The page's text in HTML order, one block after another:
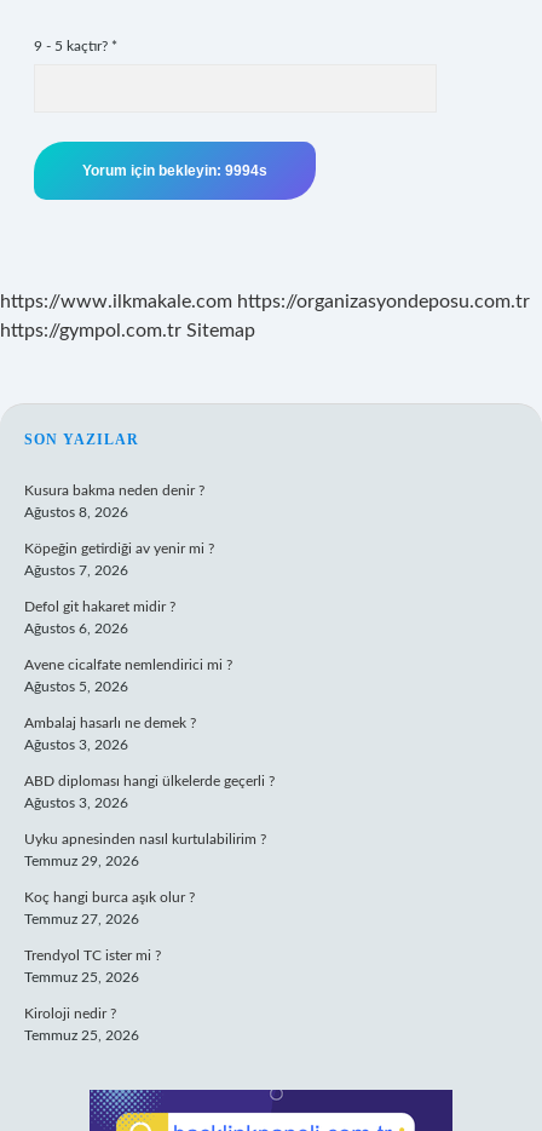
9 - 5 kaçtır? *
https://www.ilkmakale.com https://organizasyondeposu.com.tr
https://gympol.com.tr Sitemap
SIDEBAR
SON YAZILAR
Kusura bakma neden denir ?
Ağustos 8, 2026
Köpeğin getirdiği av yenir mi ?
Ağustos 7, 2026
Defol git hakaret midir ?
Ağustos 6, 2026
Avene cicalfate nemlendirici mi ?
Ağustos 5, 2026
Ambalaj hasarlı ne demek ?
Ağustos 3, 2026
ABD diploması hangi ülkelerde geçerli ?
Ağustos 3, 2026
Uyku apnesinden nasıl kurtulabilirim ?
Temmuz 29, 2026
Koç hangi burca aşık olur ?
Temmuz 27, 2026
Trendyol TC ister mi ?
Temmuz 25, 2026
Kiroloji nedir ?
Temmuz 25, 2026